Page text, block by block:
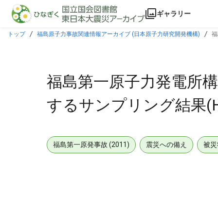
本文に飛ぶ
ギャラリー
トップ 福島原子力事故関連情報アーカイブ (日本原子力研究開発機構)
福島第一原子力発電所
するサンプリング結果
福島第一原発事故 (2011) 震災への備え 被災